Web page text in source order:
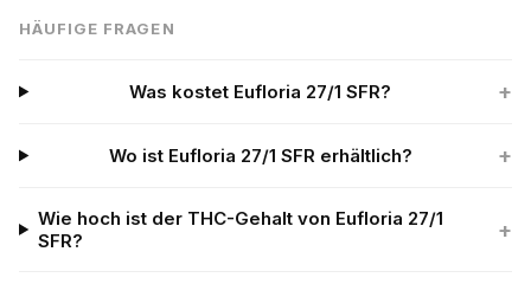
HÄUFIGE FRAGEN
Was kostet Eufloria 27/1 SFR? +
Wo ist Eufloria 27/1 SFR erhältlich? +
Wie hoch ist der THC-Gehalt von Eufloria 27/1
SFR?
+